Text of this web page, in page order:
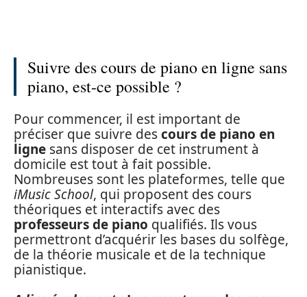
Suivre des cours de piano en ligne sans
piano, est-ce possible ?
Pour commencer, il est important de
préciser que suivre descours de piano en
ligne sans disposer de cet instrument à
domicile est tout à fait possible.
Nombreuses sont les plateformes, telle que
iMusic School, qui proposent des cours
théoriques et interactifs avec des
professeurs de piano qualifiés. Ils vous
permettront d’acquérir les bases du solfège,
de la théorie musicale et de la technique
pianistique.